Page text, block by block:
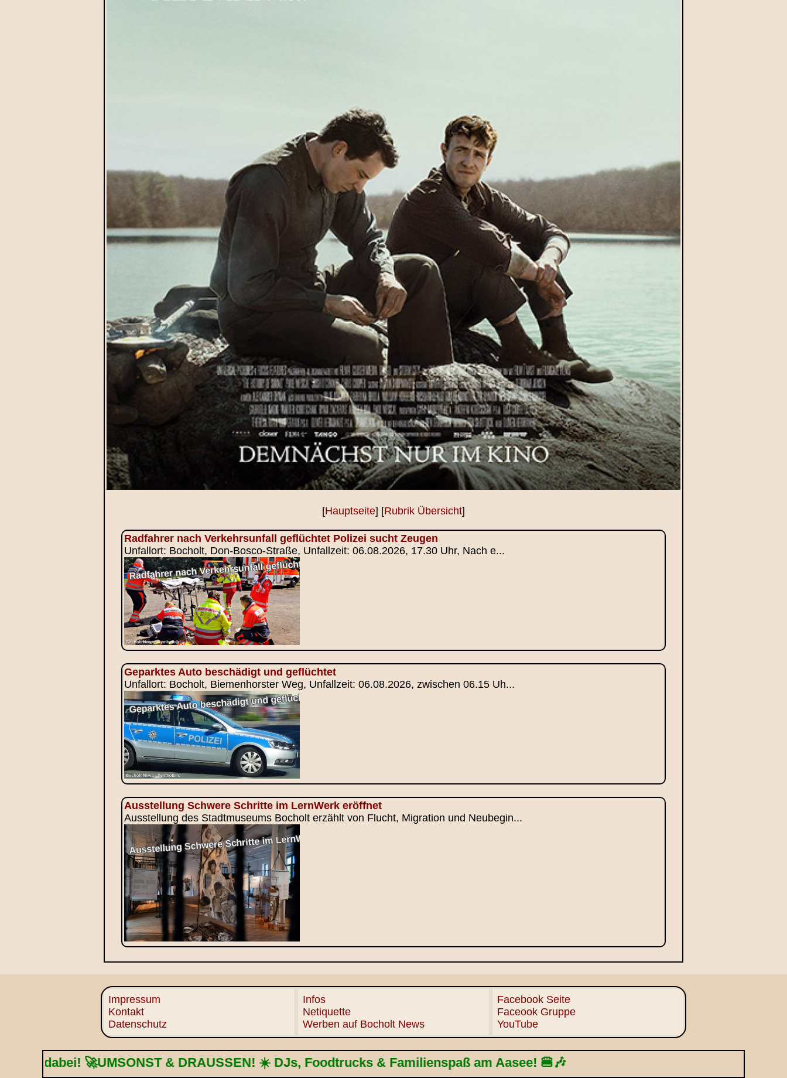
[Hauptseite] [Rubrik Übersicht]
Radfahrer nach Verkehrsunfall geflüchtet Polizei sucht Zeugen
Unfallort: Bocholt, Don-Bosco-Straße, Unfallzeit: 06.08.2026, 17.30 Uhr, Nach e...
Geparktes Auto beschädigt und geflüchtet
Unfallort: Bocholt, Biemenhorster Weg, Unfallzeit: 06.08.2026, zwischen 06.15 Uh...
Ausstellung Schwere Schritte im LernWerk eröffnet
Ausstellung des Stadtmuseums Bocholt erzählt von Flucht, Migration und Neubegin...
Impressum
Kontakt
Datenschutz
Infos
Netiquette
Werben auf Bocholt News
Facebook Seite
Faceook Gruppe
YouTube
🚀UMSONST & DRAUSSEN! ☀️ DJs, Foodtrucks & Familienspaß am Aasee! 🍔🎶